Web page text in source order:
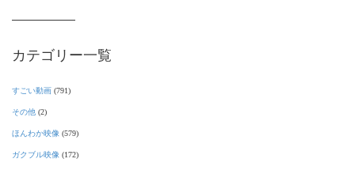
カテゴリー一覧
すごい動画 (791)
その他 (2)
ほんわか映像 (579)
ガクブル映像 (172)